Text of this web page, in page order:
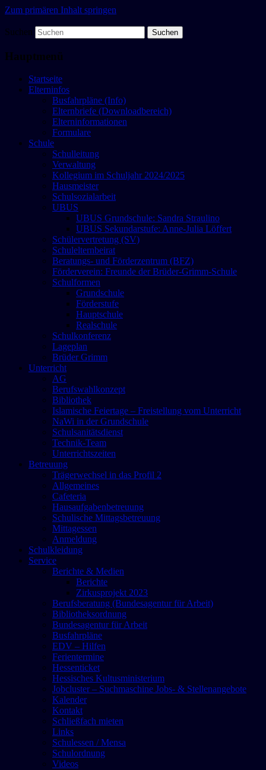
Zum primären Inhalt springen
Brüder-Grimm-Schule Steinau
Suchen
Hauptmenü
Startseite
Elterninfos
Busfahrpläne (Info)
Elternbriefe (Downloadbereich)
Elterninformationen
Formulare
Schule
Schulleitung
Verwaltung
Kollegium im Schuljahr 2024/2025
Hausmeister
Schulsozialarbeit
UBUS
UBUS Grundschule: Sandra Straulino
UBUS Sekundarstufe: Anne-Julia Löffert
Schülervertretung (SV)
Schulelternbeirat
Beratungs- und Förderzentrum (BFZ)
Förderverein: Freunde der Brüder-Grimm-Schule
Schulformen
Grundschule
Förderstufe
Hauptschule
Realschule
Schulkonferenz
Lageplan
Brüder Grimm
Unterricht
AG
Berufswahlkonzept
Bibliothek
Islamische Feiertage – Freistellung vom Unterricht
NaWi in der Grundschule
Schulsanitätsdienst
Technik-Team
Unterrichtszeiten
Betreuung
Trägerwechsel in das Profil 2
Allgemeines
Cafeteria
Hausaufgabenbetreuung
Schulische Mittagsbetreuung
Mittagessen
Anmeldung
Schulkleidung
Service
Berichte & Medien
Berichte
Zirkusprojekt 2023
Berufsberatung (Bundesagentur für Arbeit)
Bibliotheksordnung
Bundesagentur für Arbeit
Busfahrpläne
EDV – Hilfen
Ferientermine
Hessenticket
Hessisches Kultusministerium
Jobcluster – Suchmaschine Jobs- & Stellenangebote
Kalender
Kontakt
Schließfach mieten
Links
Schulessen / Mensa
Schulordnung
Videos